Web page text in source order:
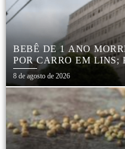
BEBÊ DE 1 ANO
POR CARRO EM
ACIDENTE
8 de agosto de 2026